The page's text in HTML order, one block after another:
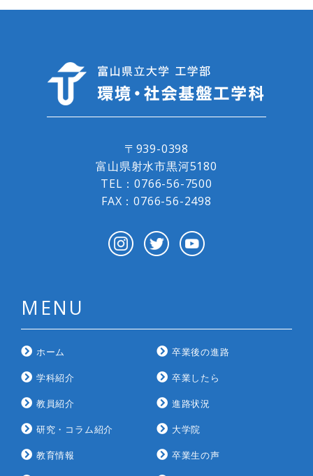
〒939-0398
富山県射水市黒河5180
TEL：0766-56-7500
FAX：0766-56-2498
MENU
ホーム
学科紹介
教員紹介
研究・コラム紹介
教育情報
卒業後の進路
卒業したら
進路状況
大学院
卒業生の声